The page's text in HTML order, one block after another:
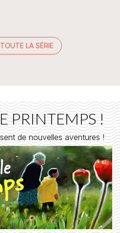
LA SÉRIE
PRINTEMPS !
de nouvelles aventures !